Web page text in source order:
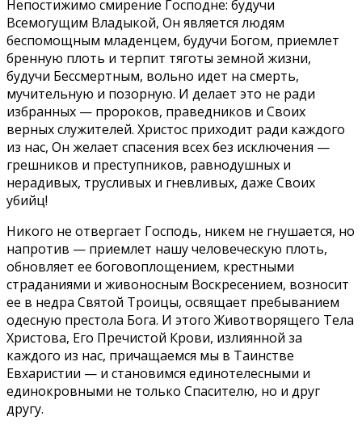
Непостижимо смирение Господне: будучи
Всемогущим Владыкой, Он является людям
беспомощным младенцем, будучи Богом, приемлет
бренную плоть и терпит тяготы земной жизни,
будучи Бессмертным, вольно идет на смерть,
мучительную и позорную. И делает это не ради
избранных — пророков, праведников и Своих
верных служителей. Христос приходит ради каждого
из нас, Он желает спасения всех без исключения —
грешников и преступников, равнодушных и
нерадивых, трусливых и гневливых, даже Своих
убийц!
Никого не отвергает Господь, никем не гнушается, но
напротив — приемлет нашу человеческую плоть,
обновляет ее боговоплощением, крестными
страданиями и живоносным Воскресением, возносит
ее в недра Святой Троицы, освящает пребыванием
одесную престола Бога. И этого Животворящего Тела
Христова, Его Пречистой Крови, излиянной за
каждого из нас, причащаемся мы в Таинстве
Евхаристии — и становимся единотелесными и
единокровными не только Спасителю, но и друг
другу.